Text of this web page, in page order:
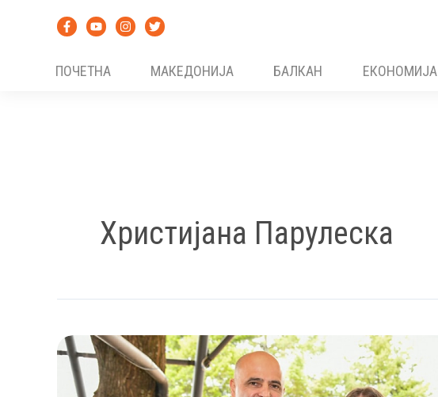
ПОЧЕТНА
МАКЕДОНИЈА БАЛКАН ЕКОНОМИЈА
Христијана Парулеска